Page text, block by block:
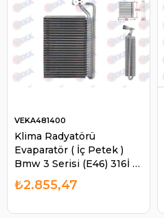
Klima Radyatörü
Evaparatör ( İç Petek )
Bmw 3 Serisi (E46) 316İ -
320D - 330D - 330 Xd
1998-2005 / X3 (E83) 3.0
VEKA481400
₺2.855,47